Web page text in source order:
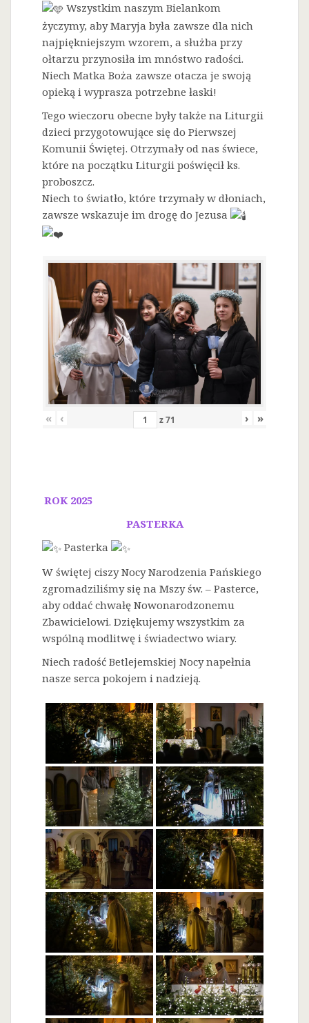
Wszystkim naszym Bielankom
życzymy, aby Maryja była zawsze dla nich
najpiękniejszym wzorem, a służba przy
ołtarzu przynosiła im mnóstwo radości.
Niech Matka Boża zawsze otacza je swoją
opieką i wyprasza potrzebne łaski!
Tego wieczoru obecne były także na Liturgii
dzieci przygotowujące się do Pierwszej
Komunii Świętej. Otrzymały od nas świece,
które na początku Liturgii poświęcił ks.
proboszcz.
Niech to światło, które trzymały w dłoniach,
zawsze wskazuje im drogę do Jezusa
« ‹ z71 › »
ROK 2025
PASTERKA
Pasterka
W świętej ciszy Nocy Narodzenia Pańskiego
zgromadziliśmy się na Mszy św. – Pasterce,
aby oddać chwałę Nowonarodzonemu
Zbawicielowi. Dziękujemy wszystkim za
wspólną modlitwę i świadectwo wiary.
Niech radość Betlejemskiej Nocy napełnia
nasze serca pokojem i nadzieją.